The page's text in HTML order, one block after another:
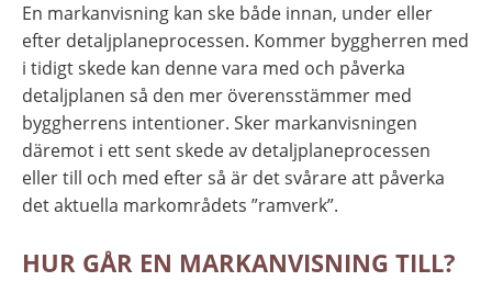
En markanvisning kan ske både innan, under eller
efter detaljplaneprocessen. Kommer byggherren med
i tidigt skede kan denne vara med och påverka
detaljplanen så den mer överensstämmer med
byggherrens intentioner. Sker markanvisningen
däremot i ett sent skede av detaljplaneprocessen
eller till och med efter så är det svårare att påverka
det aktuella markområdets ”ramverk”.
HUR GÅR EN MARKANVISNING TILL?